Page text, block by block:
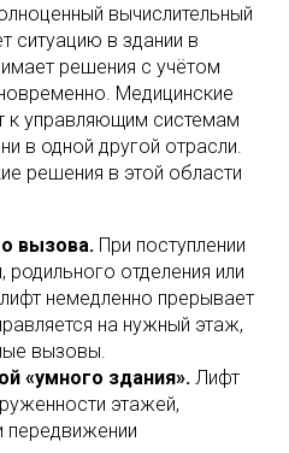
вычислительный
ситуацию в здании в
решения с учётом
Медицинские
к управляющим системам
в одной другой отрасли.
решения в этой области
вызова. При поступлении
родильного отделения или
немедленно прерывает
на нужный этаж,
вызовы.
«умного здания». Лифт
этажей,
передвижении